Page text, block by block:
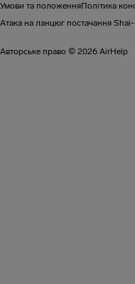
Умови та положенняПолітика
Атака на ланцюг постачання
Авторське право © 2026 AirHelp